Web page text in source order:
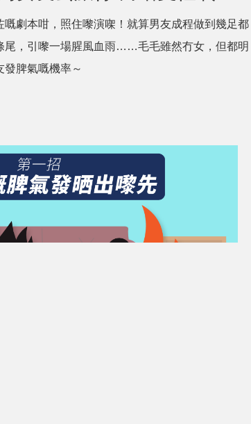
劇本咁，照住嚟演㗎！就算男友成程做到幾足都
尾，引嚟一場腥風血雨……毛毛雖然冇女，但都明
脾氣嘅機率～